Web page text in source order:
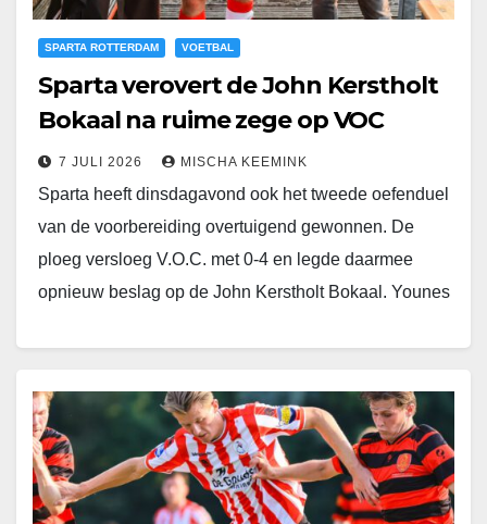
SPARTA ROTTERDAM VOETBAL
Sparta verovert de John Kerstholt
Bokaal na ruime zege op VOC
7 JULI 2026 MISCHA KEEMINK
Sparta heeft dinsdagavond ook het tweede oefenduel
van de voorbereiding overtuigend gewonnen. De
ploeg versloeg V.O.C. met 0-4 en legde daarmee
opnieuw beslag op de John Kerstholt Bokaal. Younes